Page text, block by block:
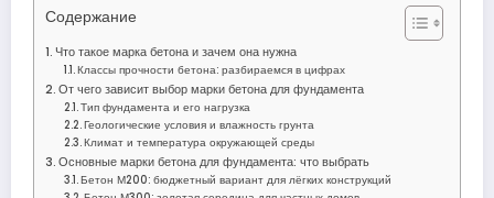
Содержание
Что такое марка бетона и зачем она нужна
Классы прочности бетона: разбираемся в цифрах
От чего зависит выбор марки бетона для фундамента
Тип фундамента и его нагрузка
Геологические условия и влажность грунта
Климат и температура окружающей среды
Основные марки бетона для фундамента: что выбрать
Бетон М200: бюджетный вариант для лёгких конструкций